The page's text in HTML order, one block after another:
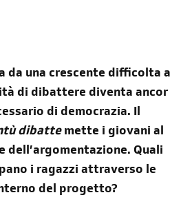
da una crescente difficolta a
di dibattere diventa ancor
di democrazia. Il
dibattemette i giovani al
dell’argomentazione. Quali
i ragazzi attraverso le
del progetto?